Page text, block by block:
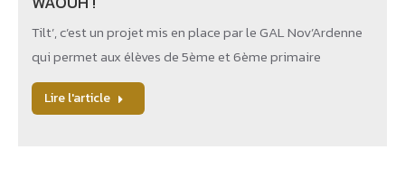
Tilt’, c’est un projet mis en place par le GAL Nov’Ardenne
qui permet aux élèves de 5ème et 6ème primaire
Lire l'article